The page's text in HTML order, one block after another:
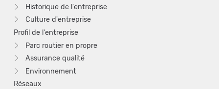
Historique de l'entreprise
Culture d'entreprise
Profil de l'entreprise
Parc routier en propre
Assurance qualité
Environnement
Réseaux